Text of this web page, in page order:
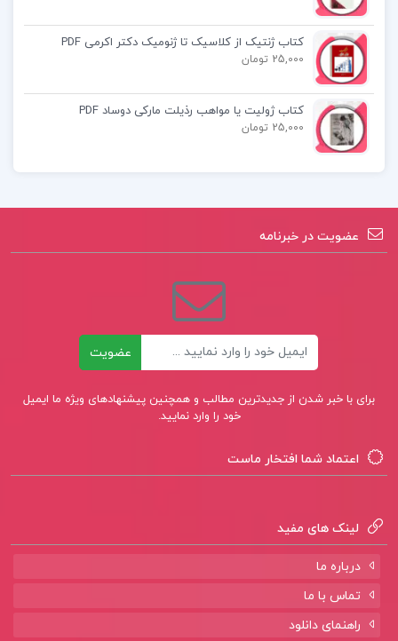
کتاب آناتومی به زبان ساده کالبد شناسی عمومی
کتاب ژنتیک از کلاسیک تا ژنومیک دکتر اکرمی PDF
25,000 تومان
کتاب ژولیت یا مواهب رذیلت مارکی دوساد PDF
25,000 تومان
عضویت در خبرنامه
عضویت
برای با خبر شدن از جدیدترین مطالب و همچنین پیشنهادهای ویژه ما ایمیل
خود را وارد نمایید.
اعتماد شما افتخار ماست
لینک های مفید
درباره ما
تماس با ما
راهنمای دانلود